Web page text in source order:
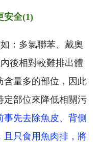
安全(1)
如：多氯聯苯、戴奧
後相對較難排出體
含量多的部位，因此
定部位來降低相關污
事先去除魚皮、背側
且只食用魚肉排，將